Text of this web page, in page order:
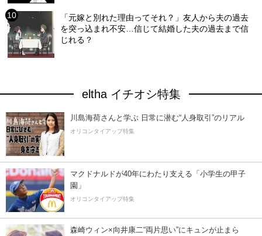
「元嫁と別れた理由ってそれ？」友人から夫の過去
を突っ込まれ不安…信じて結婚した夫の過去まで信
じれる？
eltha イチオシ特集
川島海荷さんと学ぶ 日常に潜む“人身取引”のリアル
オリコンタイアップ特集
マクドナルドが40年にわたり支える「小学生の甲子
園」
オリコンタイアップ特集
森崎ウィン×向井康二“両片思い”にキュンが止まら